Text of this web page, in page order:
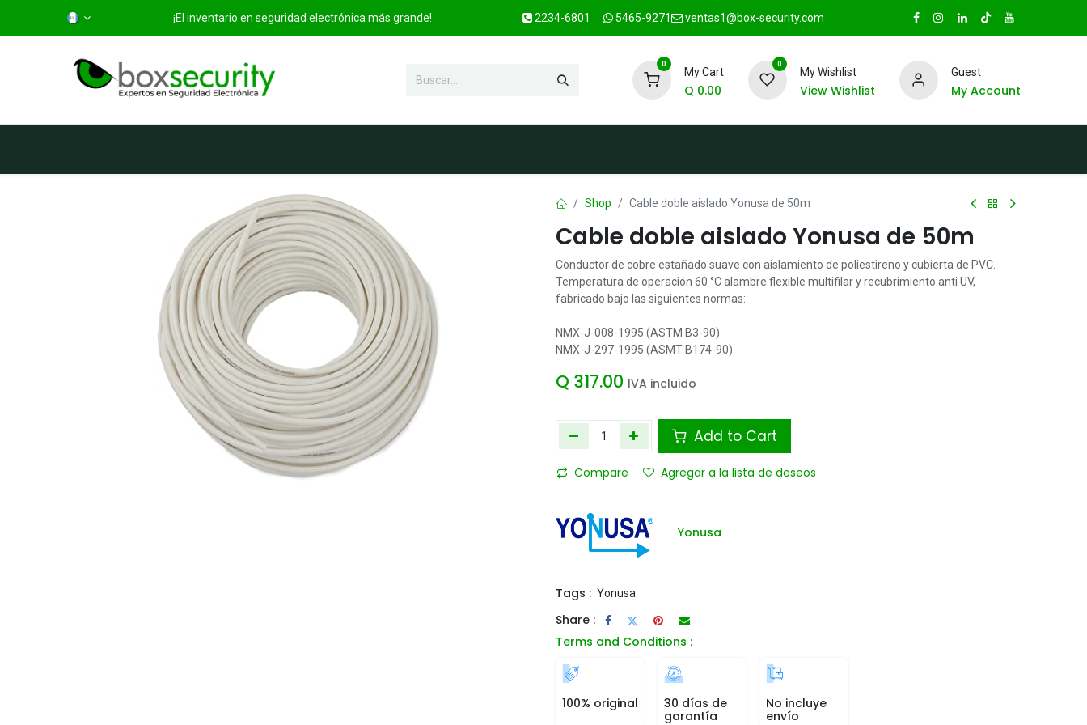
¡El inventario en seguridad electrónica más grande! 2234-6801 5465-9271 ventas1@box-security.com
0
My Cart
Q 0.00
0
My Wishlist
View Wishlist
Guest
My Account
Shop Cable doble aislado Yonusa de 50m
Cable doble aislado Yonusa de 50m
Conductor de cobre estañado suave con aislamiento de poliestireno y cubierta de PVC.
Temperatura de operación 60 °C alambre flexible multifilar y recubrimiento anti UV,
fabricado bajo las siguientes normas:
NMX-J-008-1995 (ASTM B3-90)
NMX-J-297-1995 (ASMT B174-90)
Q 317.00 IVA incluido
Add to Cart
Compare Agregar a la lista de deseos
Yonusa
Tags : Yonusa
Share :
Terms and Conditions :
100% original
30 días de
garantía
No incluye
envío